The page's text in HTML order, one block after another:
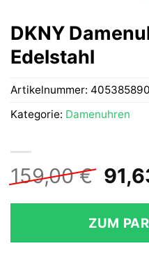
DKNY
Edelstahl
159,00€
Preis
war:
ZUM
Artikelnummer:
Kategorie: Damenuhren